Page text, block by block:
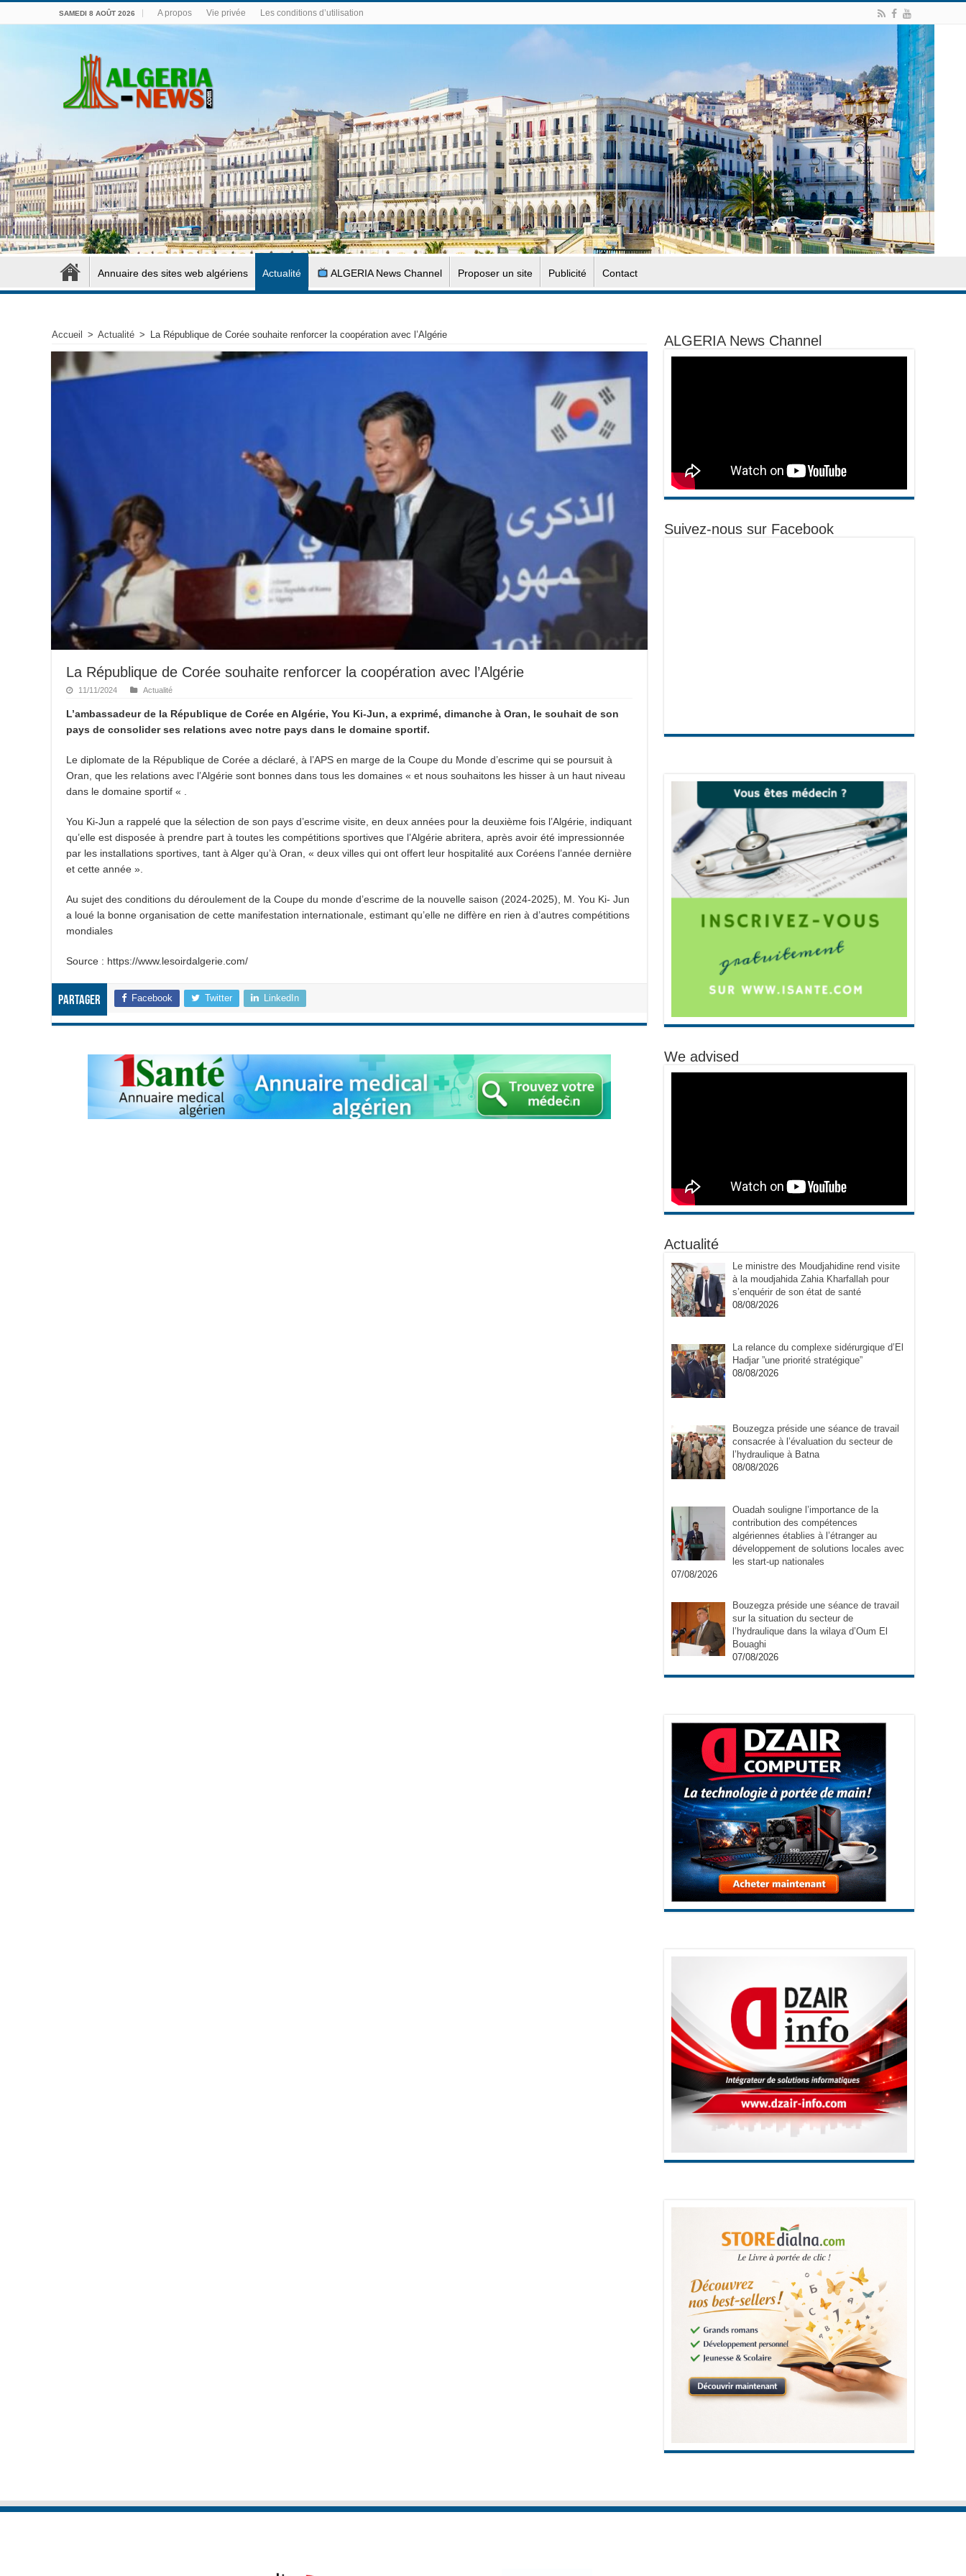
SAMEDI 8 AOÛT 2026 A propos Vie privée Les conditions d’utilisation
Annuaire des sites web algériens Actualité ALGERIA News Channel Proposer un site Publicité Contact
Accueil > Actualité > La République de Corée souhaite renforcer la coopération avec l’Algérie
La République de Corée souhaite renforcer la coopération avec l’Algérie
11/11/2024 Actualité
L’ambassadeur de la République de Corée en Algérie, You Ki-Jun, a exprimé, dimanche à Oran, le souhait de son
pays de consolider ses relations avec notre pays dans le domaine sportif.
Le diplomate de la République de Corée a déclaré, à l’APS en marge de la Coupe du Monde d’escrime qui se poursuit à
Oran, que les relations avec l’Algérie sont bonnes dans tous les domaines « et nous souhaitons les hisser à un haut niveau
dans le domaine sportif « .
You Ki-Jun a rappelé que la sélection de son pays d’escrime visite, en deux années pour la deuxième fois l’Algérie, indiquant
qu’elle est disposée à prendre part à toutes les compétitions sportives que l’Algérie abritera, après avoir été impressionnée
par les installations sportives, tant à Alger qu’à Oran, « deux villes qui ont offert leur hospitalité aux Coréens l’année dernière
et cette année ».
Au sujet des conditions du déroulement de la Coupe du monde d’escrime de la nouvelle saison (2024-2025), M. You Ki- Jun
a loué la bonne organisation de cette manifestation internationale, estimant qu’elle ne diffère en rien à d’autres compétitions
mondiales
Source : https://www.lesoirdalgerie.com/
Partager Facebook Twitter LinkedIn
ALGERIA News Channel
Suivez-nous sur Facebook
We advised
Actualité
Le ministre des Moudjahidine rend visite
à la moudjahida Zahia Kharfallah pour
s’enquérir de son état de santé
08/08/2026
La relance du complexe sidérurgique d’El
Hadjar ”une priorité stratégique”
08/08/2026
Bouzegza préside une séance de travail
consacrée à l’évaluation du secteur de
l’hydraulique à Batna
08/08/2026
Ouadah souligne l’importance de la
contribution des compétences
algériennes établies à l’étranger au
développement de solutions locales avec
les start-up nationales
07/08/2026
Bouzegza préside une séance de travail
sur la situation du secteur de
l’hydraulique dans la wilaya d’Oum El
Bouaghi
07/08/2026